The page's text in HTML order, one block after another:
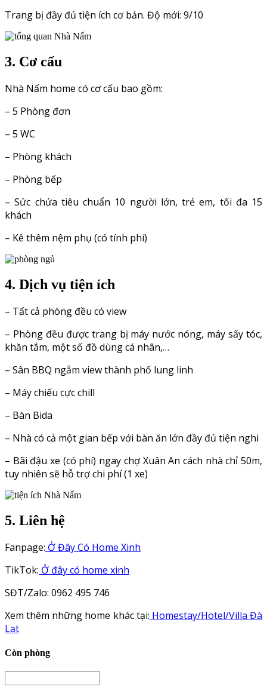
Trang bị đầy đủ tiện ích cơ bản. Độ mới: 9/10
3. Cơ cấu
Nhà Nấm home có cơ cấu bao gồm:
– 5 Phòng đơn
– 5 WC
– Phòng khách
– Phòng bếp
– Sức chứa tiêu chuẩn 10 người lớn, trẻ em, tối đa 15
khách
– Kê thêm nệm phụ (có tính phí)
4. Dịch vụ tiện ích
– Tất cả phòng đều có view
– Phòng đều được trang bị máy nước nóng, máy sấy tóc,
khăn tắm, một số đồ dùng cá nhân,…
– Sân BBQ ngắm view thành phố lung linh
– Máy chiếu cực chill
– Bàn Bida
– Nhà có cả một gian bếp với bàn ăn lớn đầy đủ tiện nghi
– Bãi đậu xe (có phí) ngay chợ Xuân An cách nhà chỉ 50m,
tuy nhiên sẽ hỗ trợ chi phí (1 xe)
5. Liên hệ
Fanpage: Ở Đây Có Home Xinh
TikTok: Ở đây có home xinh
SĐT/Zalo: 0962 495 746
Xem thêm những home khác tại: Homestay/Hotel/Villa Đà
Lạt
Còn phòng